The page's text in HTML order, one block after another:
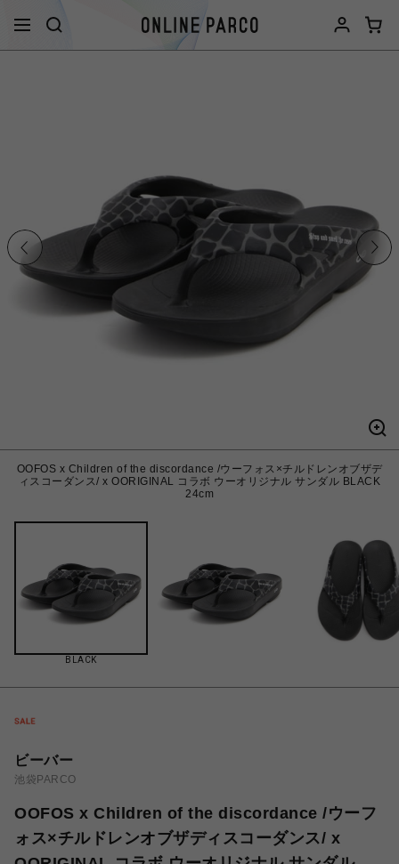
OOFOS x Children of the discordance /ウーフォス×チルドレンオブザデ
ィスコーダンス/ x OORIGINAL コラボ ウーオリジナル サンダル BLACK
24cm
BLACK
ビーバー
池袋PARCO
OOFOS x Children of the discordance /ウーフ
ォス×チルドレンオブザディスコーダンス/ x